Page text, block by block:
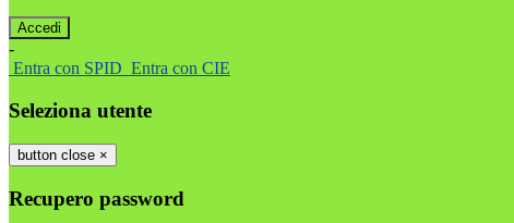
-
Entra con SPID Entra con CIE
Seleziona utente
button close ×
Recupero password